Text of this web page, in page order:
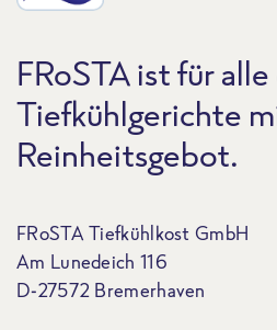
FRoSTA ist für alle
Tiefkühlgerichte
Reinheitsgebot.
FRoSTA Tiefkühlkost GmbH
Am Lunedeich 116
D-27572 Bremerhaven